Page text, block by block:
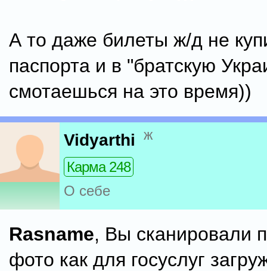
А то даже билеты ж/д не
паспорта и в "братскую
смотаешься на это время))
Vidyarthi ж
Карма 248
О себе
Rasname, Вы сканировали
фото как для госуслуг